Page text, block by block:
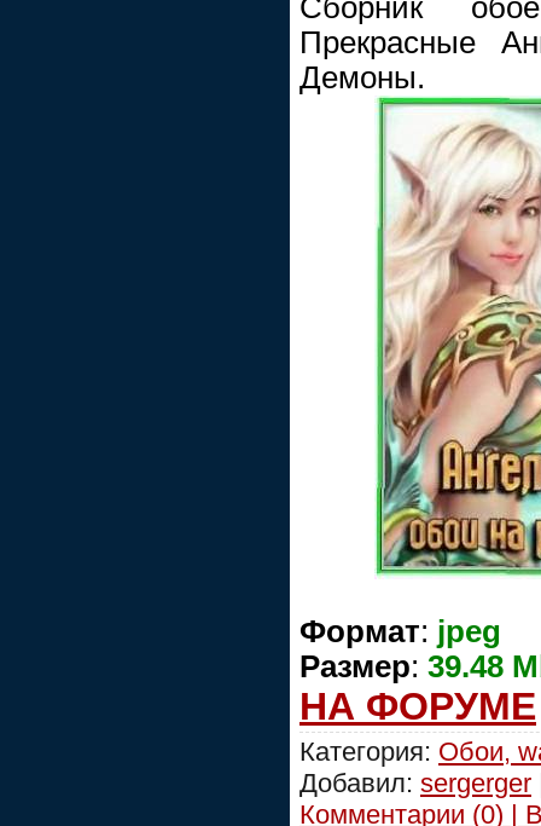
Сборник
Прекрасные
Демоны.
Формат: jpеg
Размер: 39.48
НА ФОРУМЕ
Категория: Обои,
Добавил: sergerger
Комментарии (0) |